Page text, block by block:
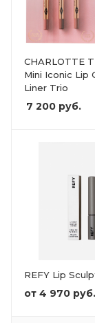
CHARLOTTE
Mini Iconic Lip
Liner Trio
7 200 руб.
REFY Lip
от 4 970 руб.